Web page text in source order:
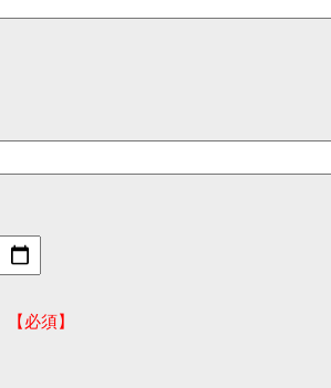
【必須】